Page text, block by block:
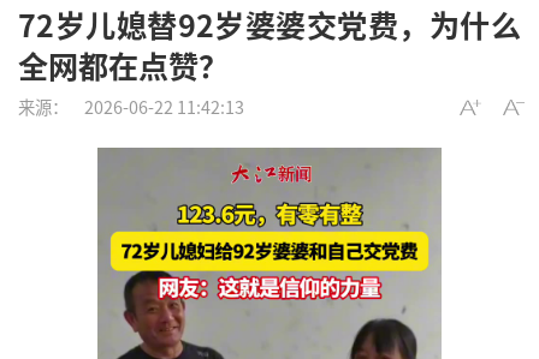
72岁儿媳替92岁婆婆交党费，为什么
全网都在点赞？
来源： 2026-06-22 11:42:13